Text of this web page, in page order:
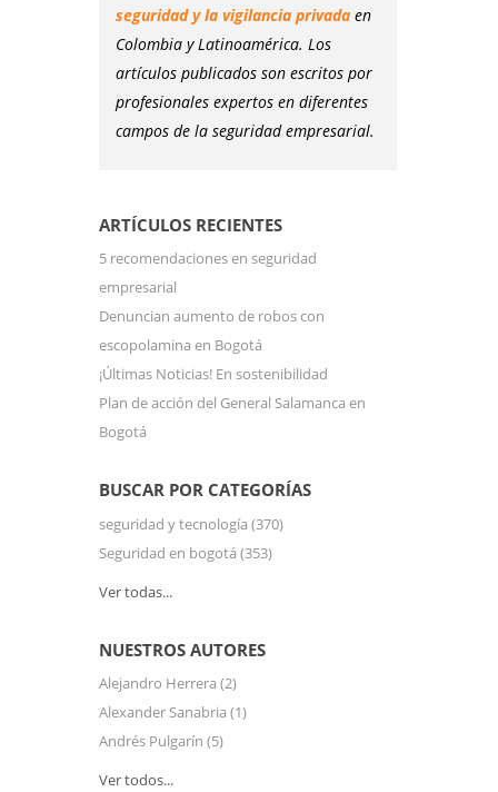
seguridad y la vigilancia privada en
Colombia y Latinoamérica. Los
artículos publicados son escritos por
profesionales expertos en diferentes
campos de la seguridad empresarial.
ARTÍCULOS RECIENTES
5 recomendaciones en seguridad
empresarial
Denuncian aumento de robos con
escopolamina en Bogotá
¡Últimas Noticias! En sostenibilidad
Plan de acción del General Salamanca en
Bogotá
BUSCAR POR CATEGORÍAS
seguridad y tecnología (370)
Seguridad en bogotá (353)
Ver todas...
NUESTROS AUTORES
Alejandro Herrera (2)
Alexander Sanabria (1)
Andrés Pulgarín (5)
Ver todos...